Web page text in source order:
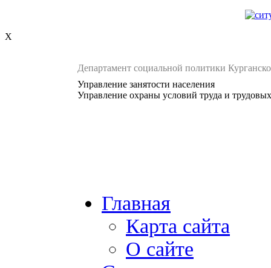
X
Департамент социальной политики
Управление занятости населения
Управление охраны условий труда и
Главная
Карта сайта
О сайте